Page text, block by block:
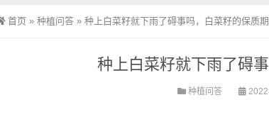
首页 » 种植问答 » 种上白菜籽就下雨了碍事吗，白菜籽的保质
种上白菜籽就下雨了碍
种植问答